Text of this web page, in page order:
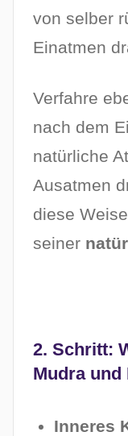
von selber
Einatmen
Verfahre
nach dem
natürliche
Ausatmen
diese
seiner
2. Schritt:
Mudra und
Inneres